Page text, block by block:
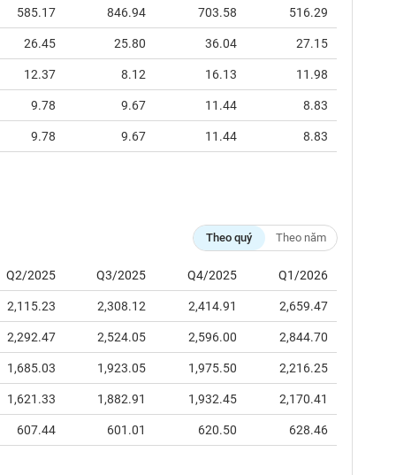
585.17 846.94 703.58 516.29
26.45 25.80 36.04 27.15
12.37 8.12 16.13 11.98
9.78 9.67 11.44 8.83
9.78 9.67 11.44 8.83
Theo quý Theo năm
Q2/2025 Q3/2025 Q4/2025 Q1/2026
2,115.23 2,308.12 2,414.91 2,659.47
2,292.47 2,524.05 2,596.00 2,844.70
1,685.03 1,923.05 1,975.50 2,216.25
1,621.33 1,882.91 1,932.45 2,170.41
607.44 601.01 620.50 628.46